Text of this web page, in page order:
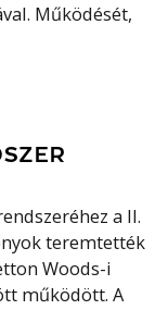
Működését,
a II.
teremtették
Woods-i
működött. A